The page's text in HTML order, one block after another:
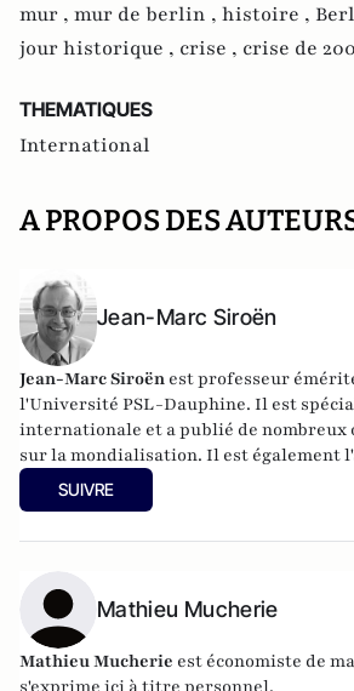
mur , mur de berlin , histoire ,
jour historique , crise , crise de
THEMATIQUES
International
A PROPOS DES
Jean-Marc Siroën
Jean-Marc Siroën est professeur
l'Université PSL-Dauphine. Il est
internationale et a publié de nombreux
sur la mondialisation. Il est également
romancé (en trois tomes) autour de
: "Mr Keynes et les extravagants". Site :
SUIVRE
Mathieu Mucherie
Mathieu Mucherie est économiste de
s'exprime ici à titre personnel.